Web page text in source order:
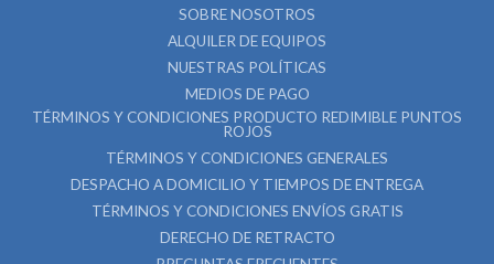
SOBRE NOSOTROS
ALQUILER DE EQUIPOS
NUESTRAS POLÍTICAS
MEDIOS DE PAGO
TÉRMINOS Y CONDICIONES PRODUCTO REDIMIBLE PUNTOS
ROJOS
TÉRMINOS Y CONDICIONES GENERALES
DESPACHO A DOMICILIO Y TIEMPOS DE ENTREGA
TÉRMINOS Y CONDICIONES ENVÍOS GRATIS
DERECHO DE RETRACTO